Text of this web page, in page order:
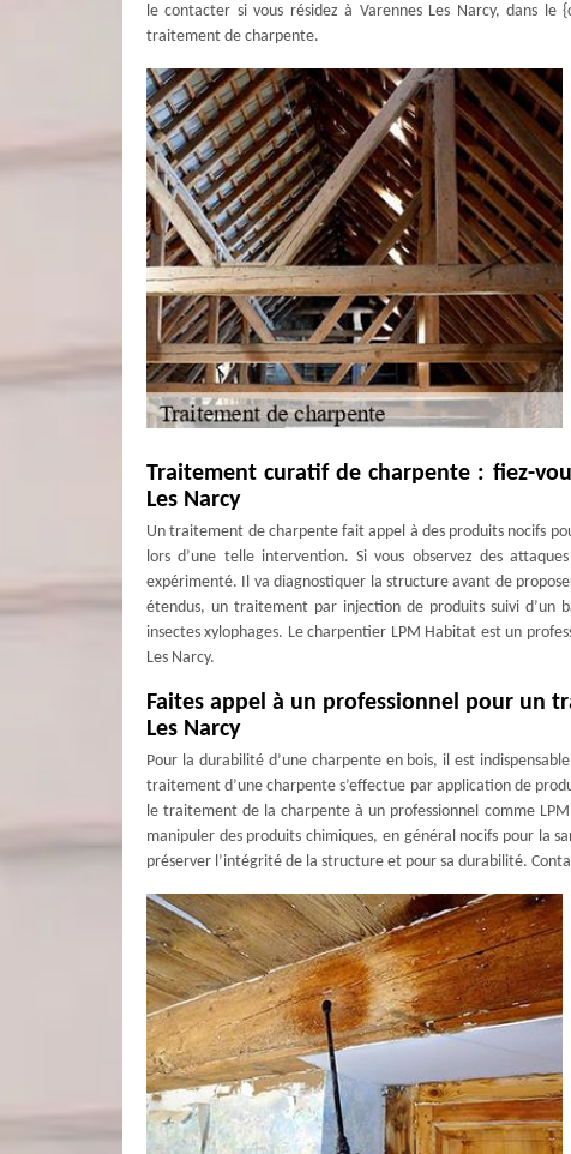
le contacter si vous résidez à Varennes Les Narcy, dans
traitement de charpente.
Traitement curatif de charpente : fiez-
Les Narcy
Un traitement de charpente fait appel à des produits nocifs
lors d’une telle intervention. Si vous observez des
expérimenté. Il va diagnostiquer la structure avant de
étendus, un traitement par injection de produits suivi d’un
insectes xylophages. Le charpentier LPM Habitat est un
Les Narcy.
Faites appel à un professionnel pour un
Les Narcy
Pour la durabilité d’une charpente en bois, il est
traitement d’une charpente s’effectue par application de
le traitement de la charpente à un professionnel comme
manipuler des produits chimiques, en général nocifs pour la
préserver l’intégrité de la structure et pour sa durabilité.